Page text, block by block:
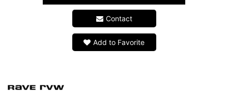
Contact
Add to Favorite